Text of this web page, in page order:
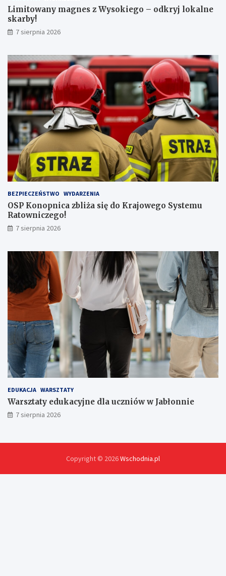
c
z
n
a
y
ż
s
z
ą
l
c
z
b
ą
a
a
ż
e
r
!
a
r
b
y
Limitowany magnes z Wysokiego – odkryj lokalne
skarby!
7 sierpnia 2026
BEZPIECZEŃSTWO WYDARZENIA
OSP Konopnica zbliża się do Krajowego Systemu
Ratowniczego!
7 sierpnia 2026
EDUKACJA WARSZTATY
Warsztaty edukacyjne dla uczniów w Jabłonnie
7 sierpnia 2026
Copyright © 2026Wschodnia.pl